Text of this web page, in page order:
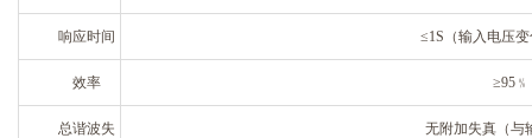
响应时间 ≤1S（输入电压
效率 ≥95﹪
总谐波失
无附加失真（与